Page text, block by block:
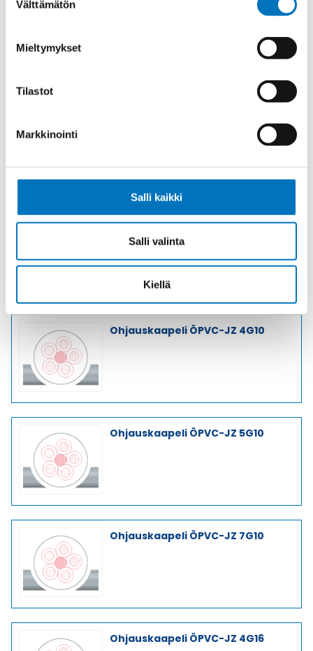
valinta
Välttämätön
Mieltymykset
Tilastot
Markkinointi
Salli kaikki
Salli valinta
Kiellä
Ohjauskaapeli ÖPVC-JZ 5G6
Ohjauskaapeli ÖPVC-JZ 7G6
Ohjauskaapeli ÖPVC-JZ 4G10
Ohjauskaapeli ÖPVC-JZ 5G10
Ohjauskaapeli ÖPVC-JZ 7G10
Ohjauskaapeli ÖPVC-JZ 4G16